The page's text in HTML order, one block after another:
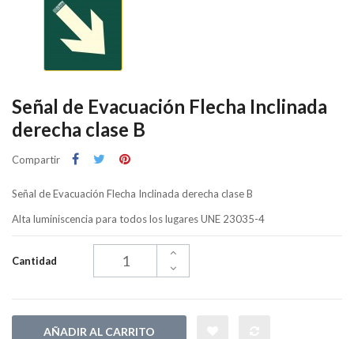
Señal de Evacuación Flecha Inclinada
derecha clase B
Compartir
Señal de Evacuación Flecha Inclinada derecha clase B
Alta luminiscencia para todos los lugares UNE 23035-4
Cantidad
AÑADIR AL CARRITO